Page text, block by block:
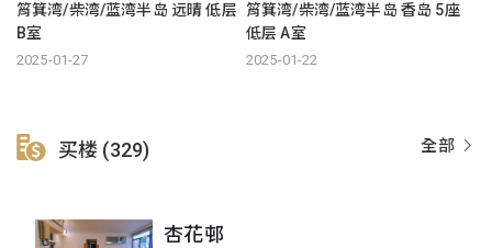
筲箕湾/柴湾/蓝湾半岛 远晴 低层
B室
2025-01-27
筲箕湾/柴湾/蓝湾半岛 香岛 5座
低层 A室
2025-01-22
全部
买楼 (329)
杏花邨